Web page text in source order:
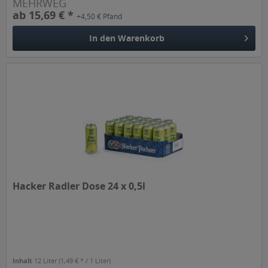
MEHRWEG
ab 15,69 € *+4,50 € Pfand
In den Warenkorb
Hacker Radler Dose 24 x 0,5l
Inhalt 12 Liter(1,49 € * / 1 Liter)